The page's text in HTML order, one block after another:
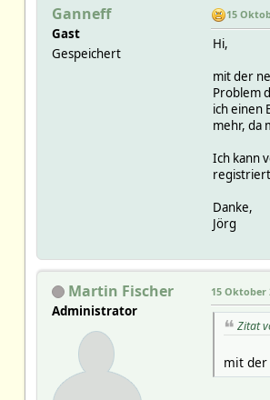
Ganneff
Gast
Gespeichert
15
Hi,
mit der
Problem
ich einen
mehr, da
Ich kann
Danke,
Jörg
Martin Fischer
Administrator
15 Oktober
Zitat
mit der